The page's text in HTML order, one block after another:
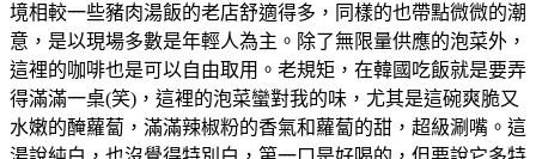
境相較一些豬肉湯飯的老店舒適得多，同樣的也帶點微微的潮
意，是以現場多數是年輕人為主。除了無限量供應的泡菜外，
這裡的咖啡也是可以自由取用。老規矩，在韓國吃飯就是要弄
得滿滿一桌(笑)，這裡的泡菜蠻對我的味，尤其是這碗爽脆又
水嫩的醃蘿蔔，滿滿辣椒粉的香氣和蘿蔔的甜，超級涮嘴。這